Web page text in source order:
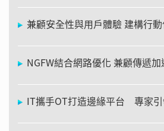
兼顧安全性與用戶體驗 建構行
NGFW結合網路優化 兼顧傳遞
IT攜手OT打造邊緣平台 專家